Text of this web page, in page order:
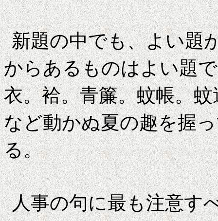
新題の中でも、よい題
からあるものはよい題
衣。袷。青簾。蚊帳。
など動かぬ夏の趣を握
る
人事の句に最も注意す